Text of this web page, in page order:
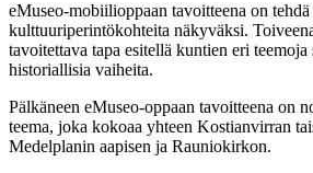
eMuseo-mobiilioppaan tavoitteena on
kulttuuriperintökohteita näkyväksi.
tavoitettava tapa esitellä kuntien eri
historiallisia vaiheita.
Pälkäneen eMuseo-oppaan tavoitteena on
teema, joka kokoaa yhteen Kostianvirran
Medelplanin aapisen ja Rauniokirkon.